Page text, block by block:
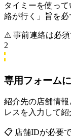
タイミーを使っ
絡が行く」旨を必
⚠ 事前連絡は必須
2
専用フォーム
紹介先の店舗情
レスを入力して紹
📋 店舗IDが必要